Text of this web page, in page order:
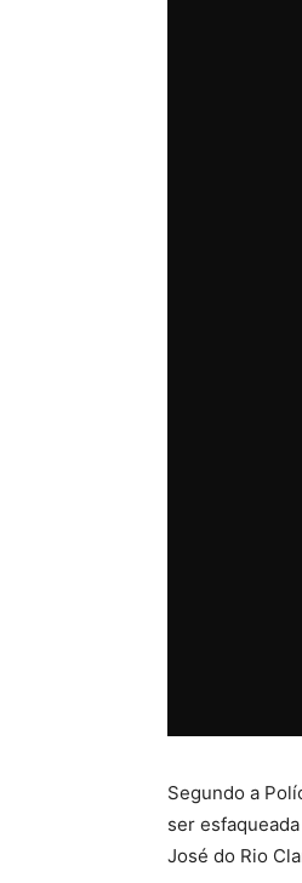
Segundo a
ser
José do Rio